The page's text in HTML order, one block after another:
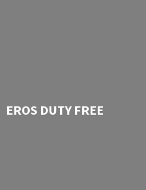
EROS DUTY FREE